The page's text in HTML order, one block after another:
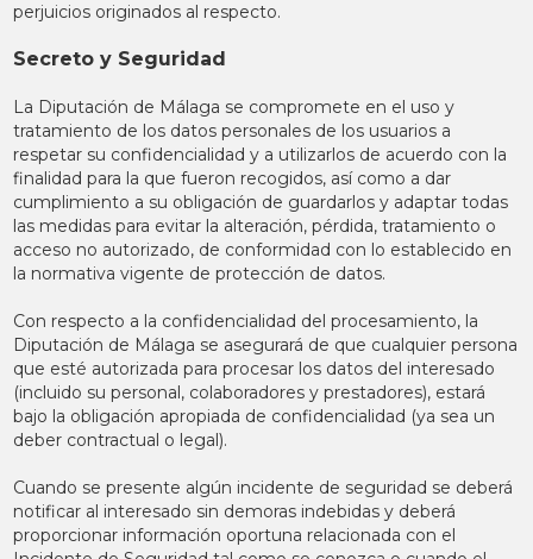
perjuicios originados al respecto.
Secreto y Seguridad
La Diputación de Málaga se compromete en el uso y
tratamiento de los datos personales de los usuarios a
respetar su confidencialidad y a utilizarlos de acuerdo con la
finalidad para la que fueron recogidos, así como a dar
cumplimiento a su obligación de guardarlos y adaptar todas
las medidas para evitar la alteración, pérdida, tratamiento o
acceso no autorizado, de conformidad con lo establecido en
la normativa vigente de protección de datos.
Con respecto a la confidencialidad del procesamiento, la
Diputación de Málaga se asegurará de que cualquier persona
que esté autorizada para procesar los datos del interesado
(incluido su personal, colaboradores y prestadores), estará
bajo la obligación apropiada de confidencialidad (ya sea un
deber contractual o legal).
Cuando se presente algún incidente de seguridad se deberá
notificar al interesado sin demoras indebidas y deberá
proporcionar información oportuna relacionada con el